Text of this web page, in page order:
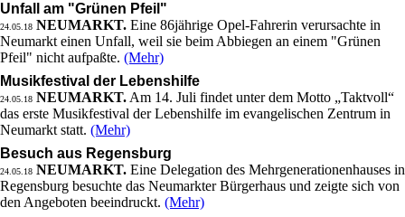
Unfall am "Grünen Pfeil"
24.05.18 NEUMARKT. Eine 86jährige Opel-Fahrerin verursachte in
Neumarkt einen Unfall, weil sie beim Abbiegen an einem "Grünen
Pfeil" nicht aufpaßte. (Mehr)
Musikfestival der Lebenshilfe
24.05.18 NEUMARKT. Am 14. Juli findet unter dem Motto „Taktvoll“
das erste Musikfestival der Lebenshilfe im evangelischen Zentrum in
Neumarkt statt. (Mehr)
Besuch aus Regensburg
24.05.18 NEUMARKT. Eine Delegation des Mehrgenerationenhauses in
Regensburg besuchte das Neumarkter Bürgerhaus und zeigte sich von
den Angeboten beeindruckt. (Mehr)